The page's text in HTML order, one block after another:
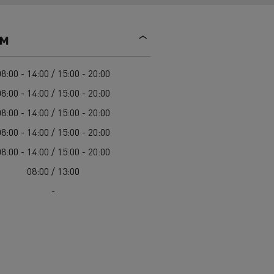
Oprema za lokalne uprave
Hitne i vatrogasne službe
- 14:00 / 15:00 - 20:00
- 14:00 / 15:00 - 20:00
- 14:00 / 15:00 - 20:00
- 14:00 / 15:00 - 20:00
- 14:00 / 15:00 - 20:00
08:00 / 13:00
-